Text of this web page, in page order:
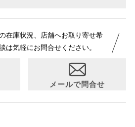
在庫状況、店舗へお取り寄せ希
は気軽にお問合せください。
メールで問合せ